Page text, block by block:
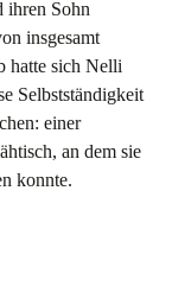
ihren Sohn
insgesamt
hatte sich Nelli
Selbstständigkeit
einer
an dem sie
konnte.